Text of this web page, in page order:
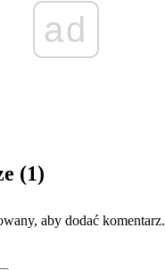
ad
(1)
aby dodać komentarz.